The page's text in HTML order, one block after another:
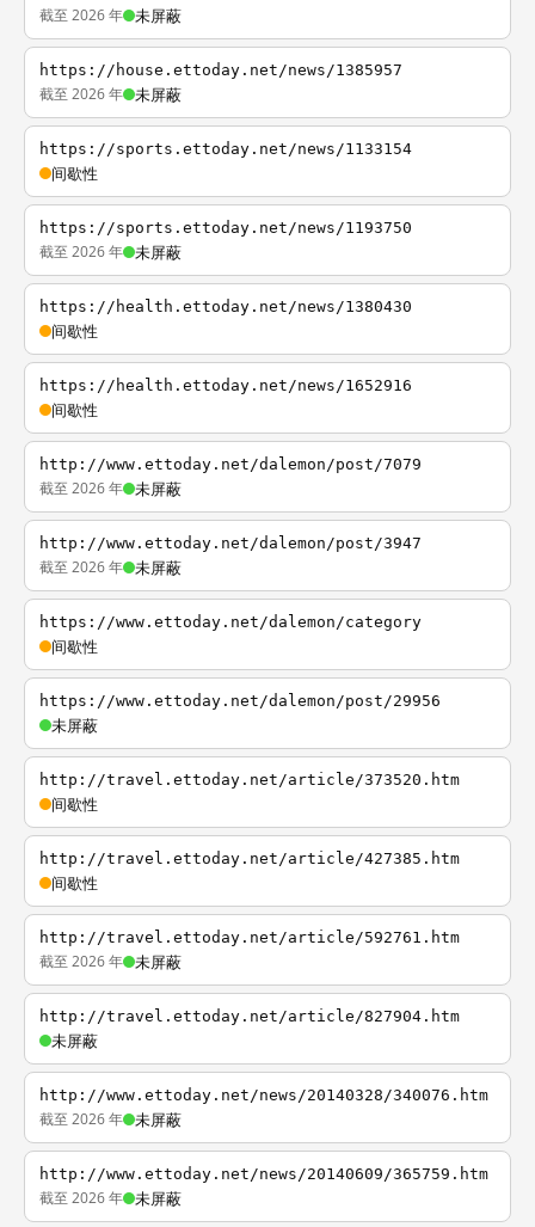
截至 2026 年 未屏蔽
https://house.ettoday.net/news/1385957
截至 2026 年 未屏蔽
https://sports.ettoday.net/news/1133154
间歇性
https://sports.ettoday.net/news/1193750
截至 2026 年 未屏蔽
https://health.ettoday.net/news/1380430
间歇性
https://health.ettoday.net/news/1652916
间歇性
http://www.ettoday.net/dalemon/post/7079
截至 2026 年 未屏蔽
http://www.ettoday.net/dalemon/post/3947
截至 2026 年 未屏蔽
https://www.ettoday.net/dalemon/category
间歇性
https://www.ettoday.net/dalemon/post/29956
未屏蔽
http://travel.ettoday.net/article/373520.htm
间歇性
http://travel.ettoday.net/article/427385.htm
间歇性
http://travel.ettoday.net/article/592761.htm
截至 2026 年 未屏蔽
http://travel.ettoday.net/article/827904.htm
未屏蔽
http://www.ettoday.net/news/20140328/340076.htm
截至 2026 年 未屏蔽
http://www.ettoday.net/news/20140609/365759.htm
截至 2026 年 未屏蔽